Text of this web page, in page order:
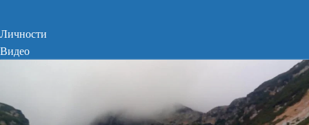
Личности
Видео